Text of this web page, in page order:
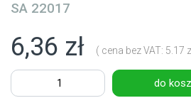
SA 22017
6,36 zł ( cena bez VAT: 5.17
do